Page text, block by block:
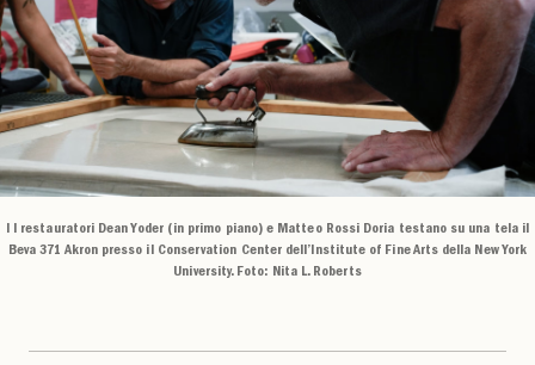
I I restauratori Dean Yoder (in primo piano) e Matteo Rossi Doria testano su una tela il
Beva 371 Akron presso il Conservation Center dell’Institute of Fine Arts della New York
University. Foto: Nita L. Roberts